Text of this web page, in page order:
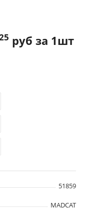
руб за 1шт
51859
MADCAT